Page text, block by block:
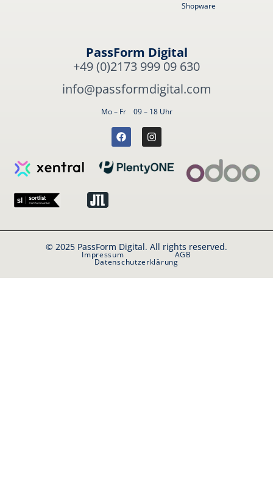
Shopware
PassForm Digital
+49 (0)2173 999 09 630
info@passformdigital.com
Mo – Fr 09 – 18 Uhr
© 2025 PassForm Digital. All rights reserved.
Impressum AGB
Datenschutzerklärung